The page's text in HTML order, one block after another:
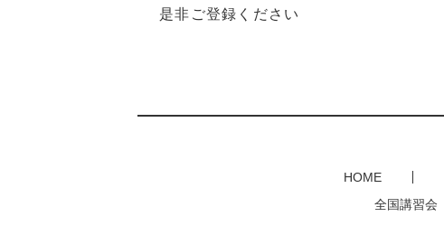
是非ご登録ください
HOME
全国講習会